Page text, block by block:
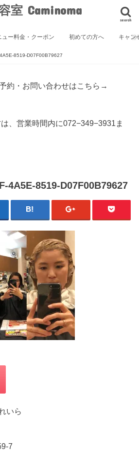
search
ュー料金・クーポン 初めての方へ キャン
8519-D07F00B79627
約・お問い合わせはこちら→
、営業時間内に072−349−3931ま
4A5E-8519-D07F00B79627
いら
7